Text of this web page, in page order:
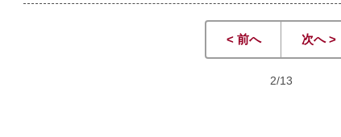
< 前へ 次へ >
2/13